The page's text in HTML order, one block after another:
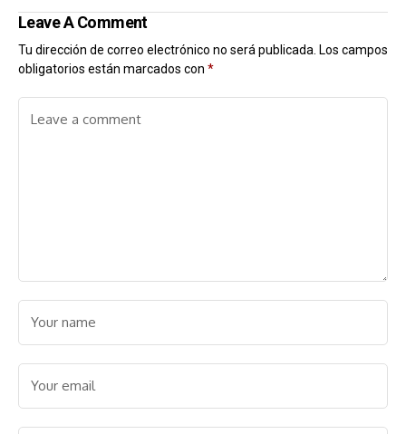
Leave A Comment
Tu dirección de correo electrónico no será publicada. Los campos
obligatorios están marcados con *